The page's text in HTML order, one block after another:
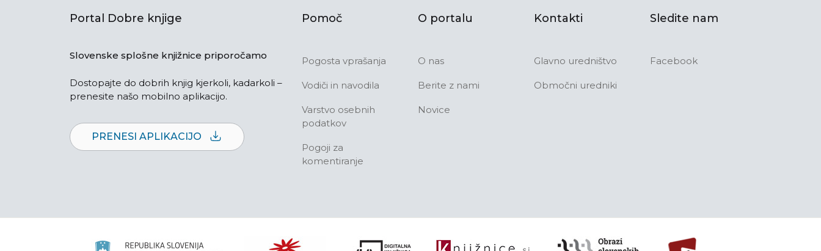
Portal Dobre knjige
Slovenske splošne knjižnice priporočamo
Dostopajte do dobrih knjig kjerkoli, kadarkoli –
prenesite našo mobilno aplikacijo.
PRENESI APLIKACIJO
Pomoč
Pogosta vprašanja
Vodiči in navodila
Varstvo osebnih
podatkov
Pogoji za
komentiranje
O portalu
O nas
Berite z nami
Novice
Kontakti
Glavno uredništvo
Območni uredniki
Sledite nam
Facebook